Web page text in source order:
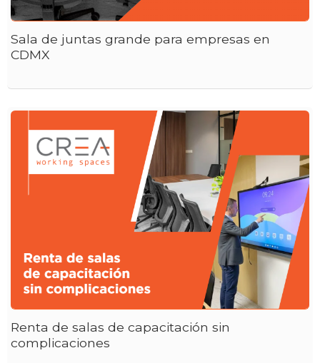
Sala de juntas grande para empresas en
CDMX
Renta de salas de capacitación sin
complicaciones